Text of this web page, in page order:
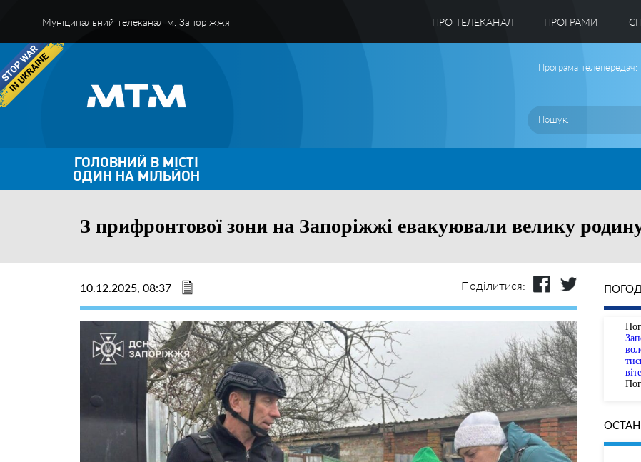
Муніципальний телеканал м. Запоріжжя ПРО ТЕЛЕКАНАЛ ПРОГРАМИ
Програма телепередач:
ГОЛОВНИЙ В МІСТІ
ОДИН НА МІЛЬЙОН
З прифронтової зони на Запоріжжі евакуювали велику
10.12.2025, 08:37 Поділитися: